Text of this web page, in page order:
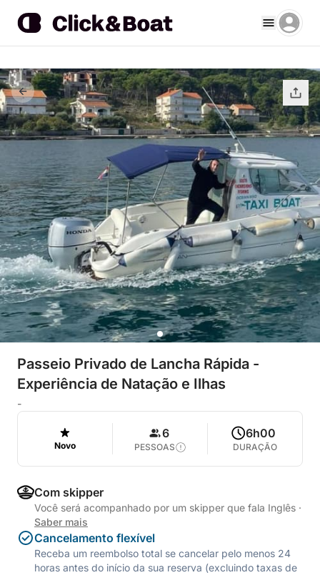
Passeio Privado de Lancha Rápida -
Experiência de Natação e Ilhas
-
Novo
6
PESSOAS
6h00
DURAÇÃO
Com skipper
Você será acompanhado por um skipper que fala Inglês ·
Saber mais
Cancelamento flexível
Receba um reembolso total se cancelar pelo menos 24
horas antes do início da sua reserva (excluindo taxas de